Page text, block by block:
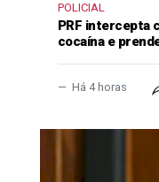
POLICIAL
PRF intercepta
cocaína e
Há 4 horas